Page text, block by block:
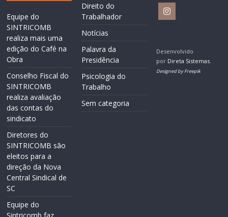
Equipe do
SINTRICOMB
realiza mais uma
edição do Café na
Obra
Conselho Fiscal do
SINTRICOMB
realiza avaliação
das contas do
sindicato
Diretores do
SINTRICOMB são
eleitos para a
direção da Nova
Central Sindical de
SC
Equipe do
Direito do
Trabalhador
Notícias
Palavra da
Presidência
Psicologia do
Trabalho
Sem categoria
Desenvolvido
por Direta Sistemas.
Designed by Freepik